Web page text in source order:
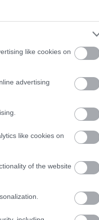
like cookies on
advertising
like cookies on
of the website
Tetszik 0
Atom
BELÉPÉS